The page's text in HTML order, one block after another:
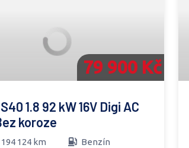
79 900 Kč
1.8 92 kW 16V Digi AC
koroze
194 124 km
Benzín